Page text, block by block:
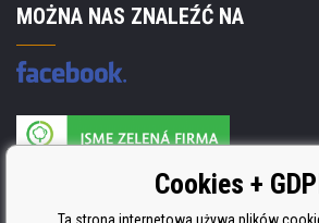
MOŻNA NAS ZNALEŹĆ NA
Producent wkładów posiada certyfikat
ISO 9001, ISO 14001 i STMC.Cookies +